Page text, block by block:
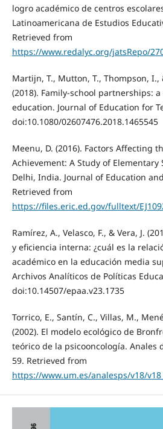
logro académico de centros
Latinoamericana de Estudios
Retrieved from
https://www.redalyc.org/jatsRepo/
Martijn, T., Mutton, T., Thompson, I.,
(2018). Family-school partnerships:
education. Journal of Education for
doi:10.1080/02607476.2018.1465545
Meenu, D. (2016). Factors Affecting
Achievement: A Study of Elementary
Delhi, India. Journal of Education
Retrieved from
https://files.eric.ed.gov/fulltext/
Ramírez, A., Velasco, F., & Vera, J.
y eficiencia interna: ¿cuál es la
académico en la educación media
Archivos Analíticos de Políticas
doi:10.14507/epaa.v23.1735
Torrico, E., Santín, C., Villas, M.,
(2002). El modelo ecológico de
teórico de la psicooncología. Anales
59. Retrieved from
https://www.um.es/analesps/v18/